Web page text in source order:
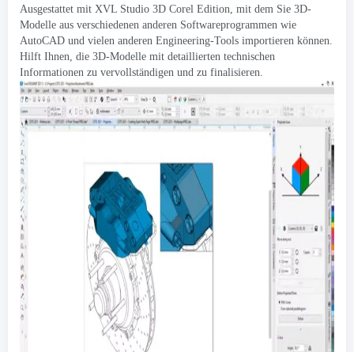
Ausgestattet mit XVL Studio 3D Corel Edition, mit dem Sie 3D-
Modelle aus verschiedenen anderen Softwareprogrammen wie
AutoCAD und vielen anderen Engineering-Tools importieren können.
Hilft Ihnen, die 3D-Modelle mit detaillierten technischen
Informationen zu vervollständigen und zu finalisieren.